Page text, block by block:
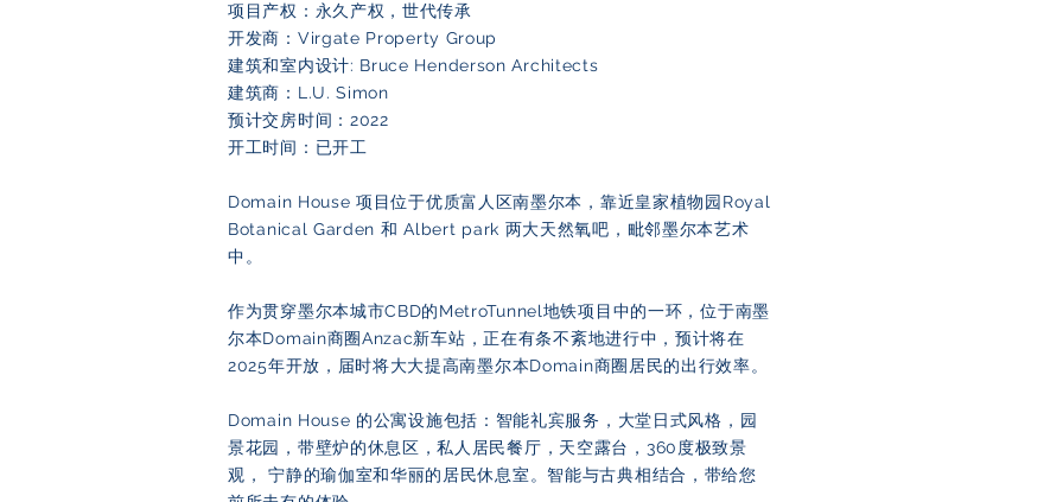
项目产权：永久产权，世代传承
开发商：Virgate Property Group
建筑和室内设计: Bruce Henderson Architects
建筑商：L.U. Simon
预计交房时间：2022
开工时间：已开工
Domain House 项目位于优质富人区南墨尔本，靠近皇家植物园Royal
Botanical Garden 和 Albert park 两大天然氧吧，毗邻墨尔本艺术
中。
作为贯穿墨尔本城市CBD的MetroTunnel地铁项目中的一环，位于南墨
尔本Domain商圈Anzac新车站，正在有条不紊地进行中，预计将在
2025年开放，届时将大大提高南墨尔本Domain商圈居民的出行效率。
Domain House 的公寓设施包括：智能礼宾服务，大堂日式风格，园
景花园，带壁炉的休息区，私人居民餐厅，天空露台，360度极致景
观， 宁静的瑜伽室和华丽的居民休息室。智能与古典相结合，带给您